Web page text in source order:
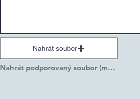
Nahrát soubor
Nahrát podporovaný soubor (max. 15 MB)